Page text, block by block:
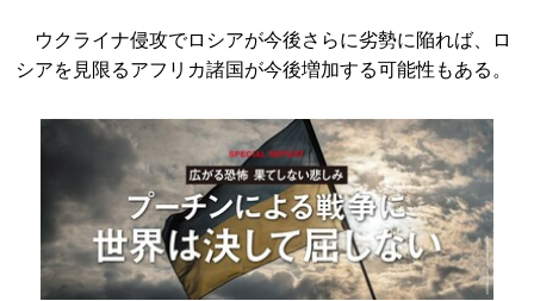
ウクライナ侵攻でロシアが今後さらに劣勢に陥れば、ロ
シアを見限るアフリカ諸国が今後増加する可能性もある。